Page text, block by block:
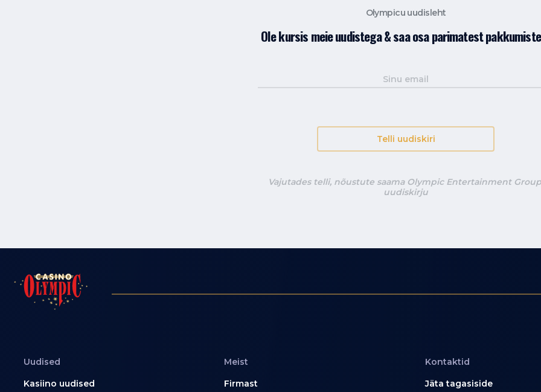
Olympicu uudisleht
Ole kursis meie uudistega & saa osa parimatest
Telli uudiskiri
Vajutades telli, nõustute saama Olympic Entertainment
uudiskirju
Uudised
Kasiino uudised
Meist
Firmast
Kontaktid
Jäta tagasiside